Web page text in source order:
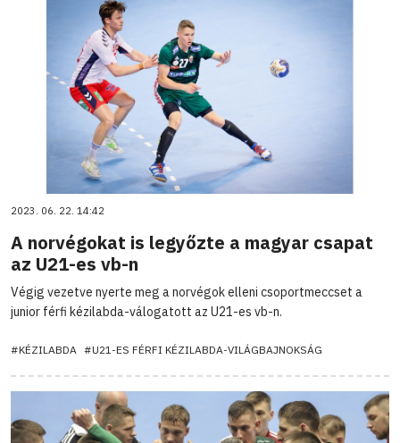
2023. 06. 22. 14:42
A norvégokat is legyőzte a magyar csapat
az U21-es vb-n
Végig vezetve nyerte meg a norvégok elleni csoportmeccset a
junior férfi kézilabda-válogatott az U21-es vb-n.
#KÉZILABDA #U21-ES FÉRFI KÉZILABDA-VILÁGBAJNOKSÁG